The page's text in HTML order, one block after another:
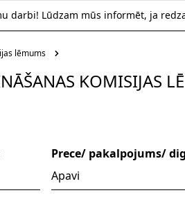
darbi! Lūdzam mūs informēt, ja
lēmums
KOMISIJAS
Prece/ pakalpojums/
Apavi